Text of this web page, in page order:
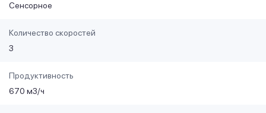
Сенсорное
Количество скоростей
3
Продуктивность
670 м3/ч